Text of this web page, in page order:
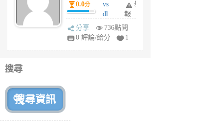
月
前
0.0分
vs
dl
sq
fy
舉
報
分享
736點閱
0 評論/給分
1
搜尋